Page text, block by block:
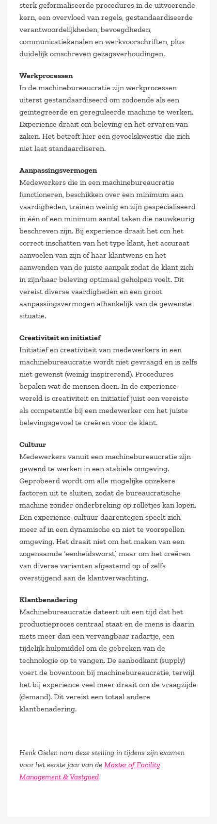
sterk geformaliseerde procedures in de uitvoerende
kern, een overvloed van regels, gestandaardiseerde
verantwoordelijkheden, bevoegdheden,
communicatiekanalen en werkvoorschriften, plus
duidelijk omschreven gezagsverhoudingen.
Werkprocessen
In de machinebureaucratie zijn werkprocessen
uiterst gestandaardiseerd om zodoende als een
geïntegreerde en gereguleerde machine te werken.
Experience draait om beleving en het ervaren van
zaken. Het betreft hier een gevoelskwestie die zich
niet laat standaardiseren.
Aanpassingsvermogen
Medewerkers die in een machinebureaucratie
functioneren, beschikken over een minimum aan
vaardigheden, trainen weinig en zijn gespecialiseerd
in één of een minimum aantal taken die nauwkeurig
beschreven zijn. Bij experience draait het om het
correct inschatten van het type klant, het accuraat
aanvoelen van zijn of haar klantwens en het
aanwenden van de juiste aanpak zodat de klant zich
in zijn/haar beleving optimaal geholpen voelt. Dit
vereist diverse vaardigheden en een groot
aanpassingsvermogen afhankelijk van de gewenste
situatie.
Creativiteit en initiatief
Initiatief en creativiteit van medewerkers in een
machinebureaucratie wordt niet gevraagd en is zelfs
niet gewenst (weinig inspirerend). Procedures
bepalen wat de mensen doen. In de experience-
wereld is creativiteit en initiatief juist een vereiste
als competentie bij een medewerker om het juiste
belevingsgevoel te creëren voor de klant.
Cultuur
Medewerkers vanuit een machinebureaucratie zijn
gewend te werken in een stabiele omgeving.
Geprobeerd wordt om alle mogelijke onzekere
factoren uit te sluiten, zodat de bureaucratische
machine zonder onderbreking op rolletjes kan lopen.
Een experience-cultuur daarentegen speelt zich
meer af in een dynamische en niet te voorspellen
omgeving. Het draait niet om het maken van een
zogenaamde ‘eenheidsworst’, maar om het creëren
van diverse varianten afgestemd op of zelfs
overstijgend aan de klantverwachting.
Klantbenadering
Machinebureaucratie dateert uit een tijd dat het
productieproces centraal staat en de mens is daarin
niets meer dan een vervangbaar radartje, een
tijdelijk hulpmiddel om de gebreken van de
technologie op te vangen. De aanbodkant (supply)
voert de boventoon bij machinebureaucratie, terwijl
het bij experience veel meer draait om de vraagzijde
(demand). Dit vereist een totaal andere
klantbenadering.
Henk Gielen nam deze stelling in tijdens zijn examen
voor het eerste jaar van de Master of Facility
Management & Vastgoed